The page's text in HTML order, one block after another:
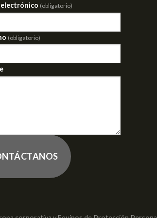
(obligatorio)
(obligatorio)